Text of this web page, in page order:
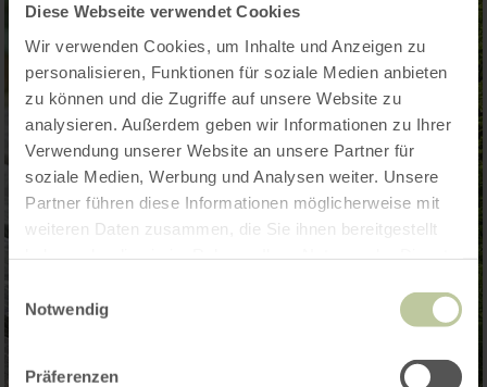
Diese Webseite verwendet Cookies
Wir verwenden Cookies, um Inhalte und Anzeigen zu
personalisieren, Funktionen für soziale Medien anbieten
zu können und die Zugriffe auf unsere Website zu
analysieren. Außerdem geben wir Informationen zu Ihrer
Verwendung unserer Website an unsere Partner für
soziale Medien, Werbung und Analysen weiter. Unsere
Partner führen diese Informationen möglicherweise mit
weiteren Daten zusammen, die Sie ihnen bereitgestellt
Notwendig
Präferenzen